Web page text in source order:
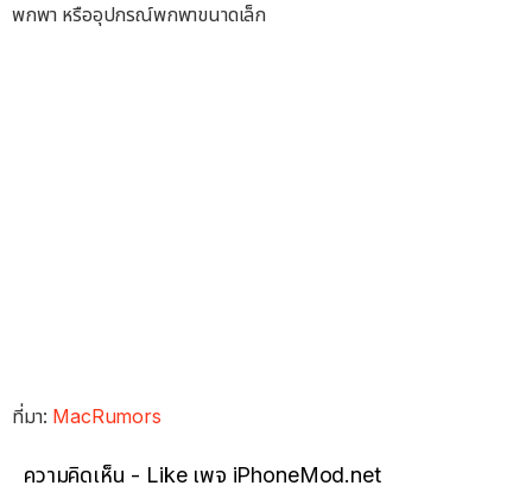
พกพา หรืออุปกรณ์พกพาขนาดเล็ก
ที่มา: MacRumors
ความคิดเห็น - Like เพจ iPhoneMod.net